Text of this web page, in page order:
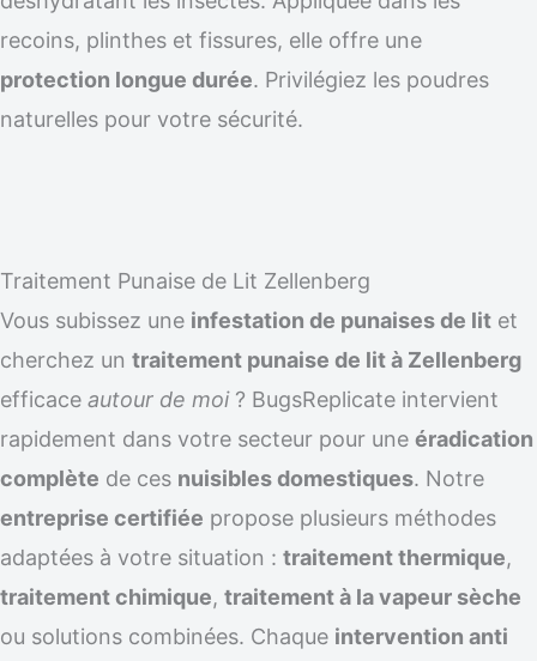
recoins, plinthes et fissures, elle offre une
protection longue durée. Privilégiez les poudres
naturelles pour votre sécurité.
Traitement Punaise de Lit Zellenberg
Vous subissez une infestation de punaises de lit et
cherchez un traitement punaise de lit à Zellenberg
efficace autour de moi? BugsReplicate intervient
rapidement dans votre secteur pour une éradication
complète de ces nuisibles domestiques. Notre
entreprise certifiée propose plusieurs méthodes
adaptées à votre situation : traitement thermique,
traitement chimique, traitement à la vapeur sèche
ou solutions combinées. Chaque intervention anti